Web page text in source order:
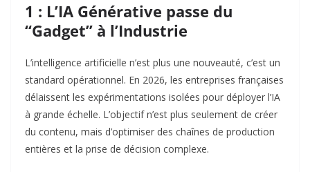
1 : L’IA Générative passe du
“Gadget” à l’Industrie
L’intelligence artificielle n’est plus une nouveauté, c’est un
standard opérationnel. En 2026, les entreprises françaises
délaissent les expérimentations isolées pour déployer l’IA
à grande échelle. L’objectif n’est plus seulement de créer
du contenu, mais d’optimiser des chaînes de production
entières et la prise de décision complexe.